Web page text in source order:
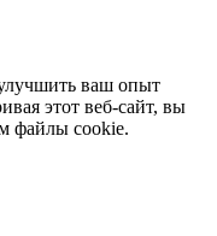
ваш опыт
этот веб-сайт, вы
файлы cookie.